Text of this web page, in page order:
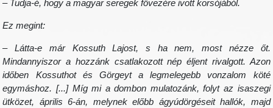
– Tudja-é, hogy a magyar seregek fővezére ivott korsójából.
Ez megint:
– Látta-e már Kossuth Lajost, s ha nem, most nézze őt.
Mindannyiszor a hozzánk csatlakozott nép éljent rivalgott. Azon
időben Kossuthot és Görgeyt a legmelegebb vonzalom köté
egymáshoz. [...] Míg mi a dombon mulatozánk, folyt az isaszegi
ütközet, április 6-án, melynek előbb ágyúdörgéseit hallók, majd